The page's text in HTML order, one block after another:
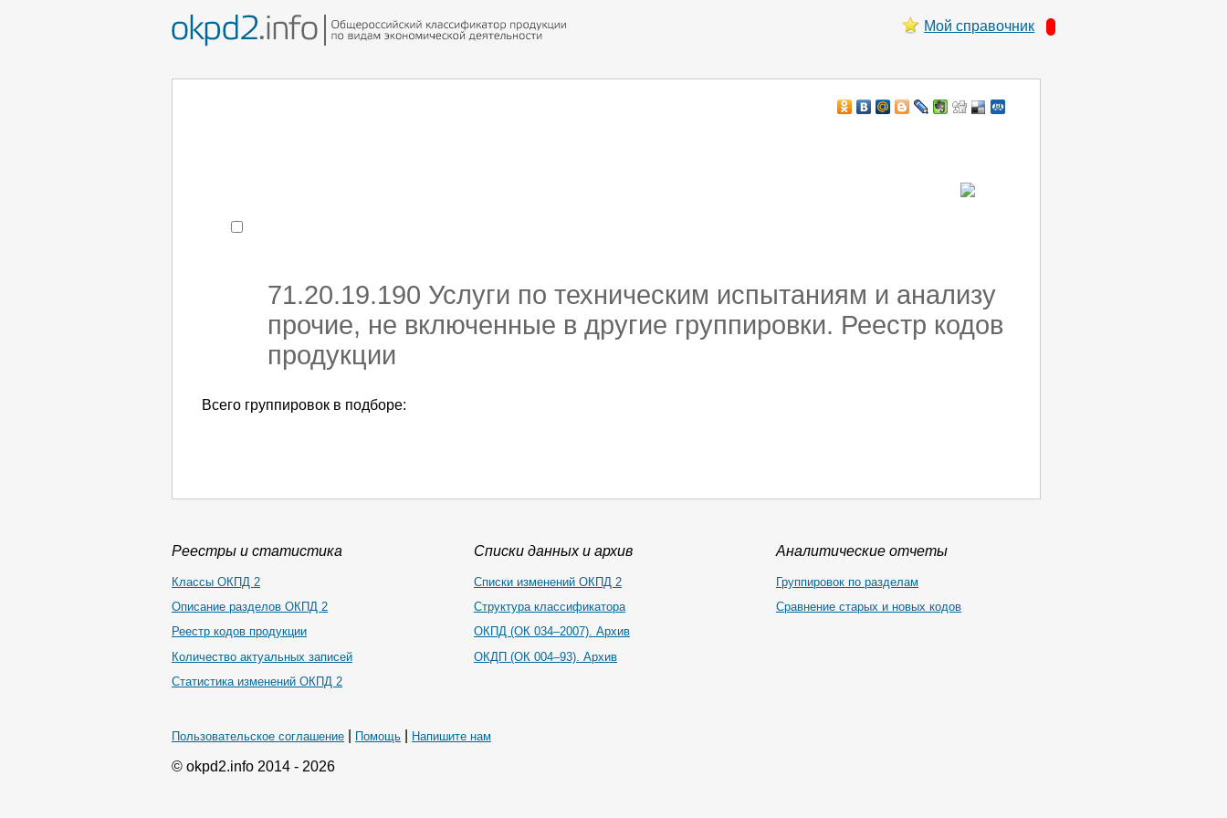
Мой справочник
71.20.19.190 Услуги по техническим испытаниям и анализу
прочие, не включенные в другие группировки. Реестр кодов
продукции
Всего группировок в подборе:
Реестры и статистика
Классы ОКПД 2
Описание разделов ОКПД 2
Реестр кодов продукции
Количество актуальных записей
Статистика изменений ОКПД 2
Списки данных и архив
Списки изменений ОКПД 2
Структура классификатора
ОКПД (ОК 034–2007). Архив
ОКДП (ОК 004–93). Архив
Аналитические отчеты
Группировок по разделам
Сравнение старых и новых кодов
Пользовательское соглашение Помощь Напишите нам
© okpd2.info 2014 - 2026